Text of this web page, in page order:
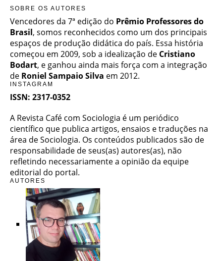
SOBRE OS AUTORES
Vencedores da 7ª edição do Prêmio Professores do
Brasil, somos reconhecidos como um dos principais
espaços de produção didática do país. Essa história
começou em 2009, sob a idealização de Cristiano
Bodart, e ganhou ainda mais força com a integração
de Roniel Sampaio Silva em 2012.
INSTAGRAM
ISSN: 2317-0352
A Revista Café com Sociologia é um periódico
científico que publica artigos, ensaios e traduções na
área de Sociologia. Os conteúdos publicados são de
responsabilidade de seus(as) autores(as), não
refletindo necessariamente a opinião da equipe
editorial do portal.
AUTORES